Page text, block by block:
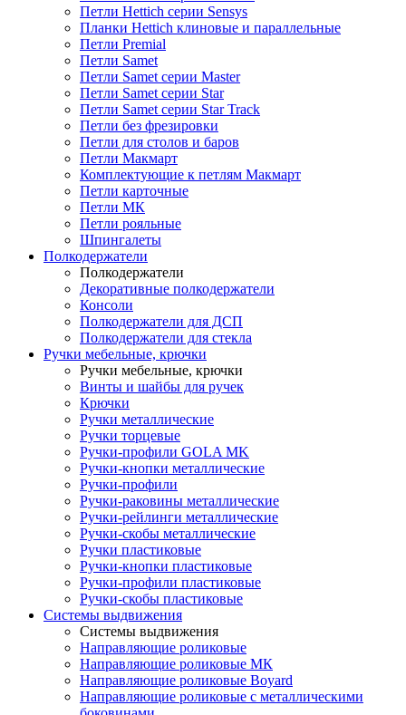
Петли Hettich серии Sensys
Планки Hettich клиновые и параллельные
Петли Premial
Петли Samet
Петли Samet серии Master
Петли Samet серии Star
Петли Samet серии Star Track
Петли без фрезировки
Петли для столов и баров
Петли Макмарт
Комплектующие к петлям Макмарт
Петли карточные
Петли МК
Петли рояльные
Шпингалеты
Полкодержатели
Полкодержатели
Декоративные полкодержатели
Консоли
Полкодержатели для ДСП
Полкодержатели для стекла
Ручки мебельные, крючки
Ручки мебельные, крючки
Винты и шайбы для ручек
Крючки
Ручки металлические
Ручки торцевые
Ручки-профили GOLA MK
Ручки-кнопки металлические
Ручки-профили
Ручки-раковины металлические
Ручки-рейлинги металлические
Ручки-скобы металлические
Ручки пластиковые
Ручки-кнопки пластиковые
Ручки-профили пластиковые
Ручки-скобы пластиковые
Системы выдвижения
Системы выдвижения
Направляющие роликовые
Направляющие роликовые МК
Направляющие роликовые Boyard
Направляющие роликовые с металлическими